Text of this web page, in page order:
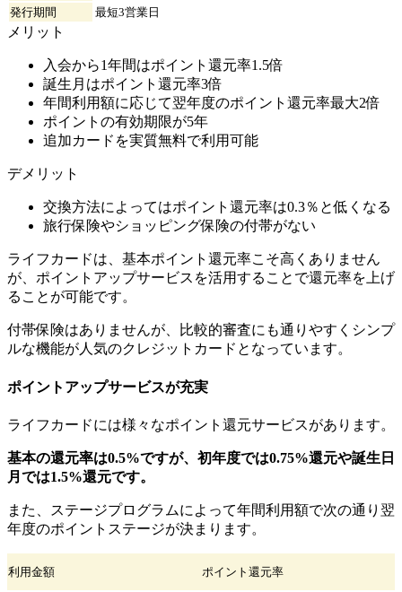
発行期間
最短3営業日
メリット
入会から1年間はポイント還元率1.5倍
誕生月はポイント還元率3倍
年間利用額に応じて翌年度のポイント還元率最大2倍
ポイントの有効期限が5年
追加カードを実質無料で利用可能
デメリット
交換方法によってはポイント還元率は0.3％と低くなる
旅行保険やショッピング保険の付帯がない
ライフカードは、基本ポイント還元率こそ高くありません
が、ポイントアップサービスを活用することで還元率を上げ
ることが可能です。
付帯保険はありませんが、比較的審査にも通りやすくシンプ
ルな機能が人気のクレジットカードとなっています。
ポイントアップサービスが充実
ライフカードには様々なポイント還元サービスがあります。
基本の還元率は0.5%ですが、初年度では0.75%還元や誕生日
月では1.5%還元です。
また、ステージプログラムによって年間利用額で次の通り翌
年度のポイントステージが決まります。
利用金額 ポイント還元率